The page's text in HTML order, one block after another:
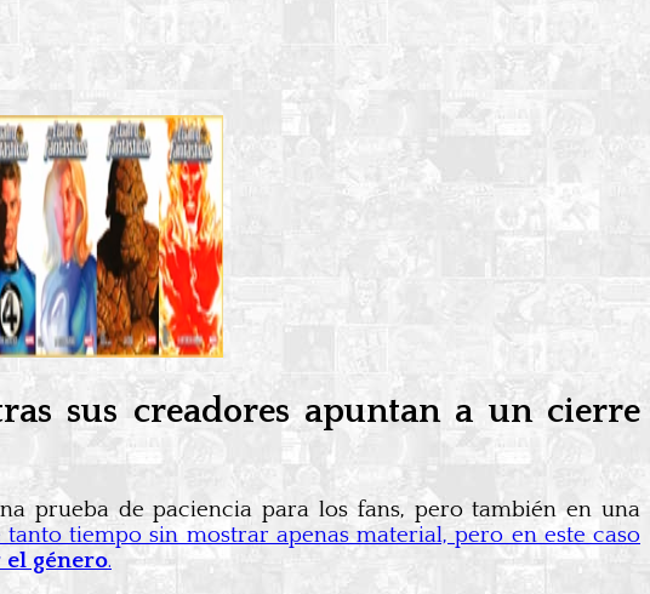
sus creadores apuntan a un cierre
prueba de paciencia para los fans, pero también en una
tiempo sin mostrar apenas material, pero en este caso
género.